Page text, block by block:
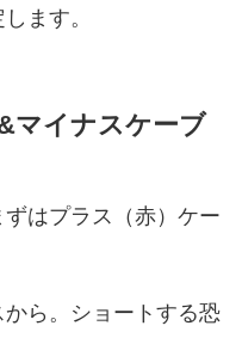
ます。
マイナスケーブ
はプラス（赤）ケー
ら。ショートする恐